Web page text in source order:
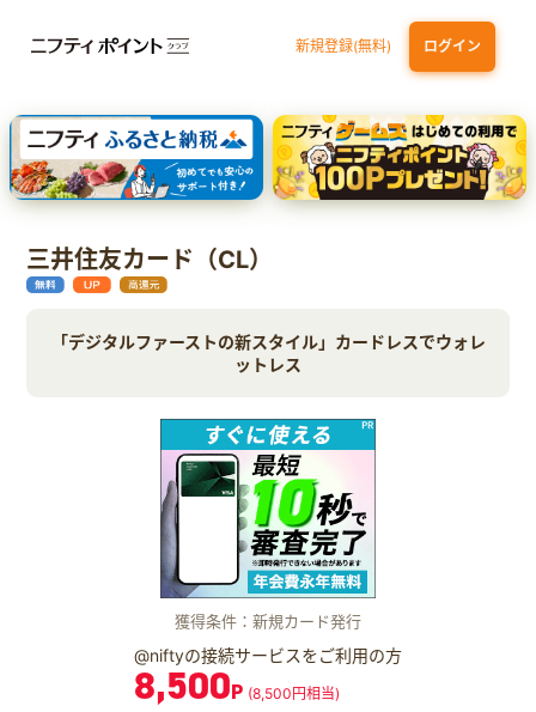
新規登録(無料) ログイン
三井住友カード ゴールド（NL）（家族カード発行） dカード GOLD
【実質初月無料】DMM | Disney+(ディズニープラス) セットプラン
SBI証券 確定拠出年金（iDeCo）
三井住友カード（CL）
「デジタルファーストの新スタイル」カードレスでウォレ
ットレス
獲得条件：新規カード発行
@niftyの接続サービスをご利用の方
8,500P (8,500円相当)